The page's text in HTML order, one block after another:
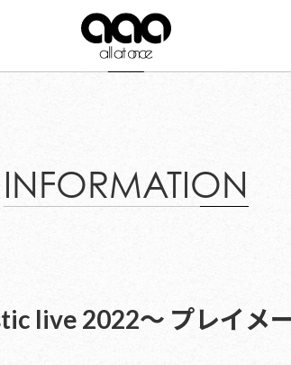
INFORMATION
live 2022〜 プレイメ